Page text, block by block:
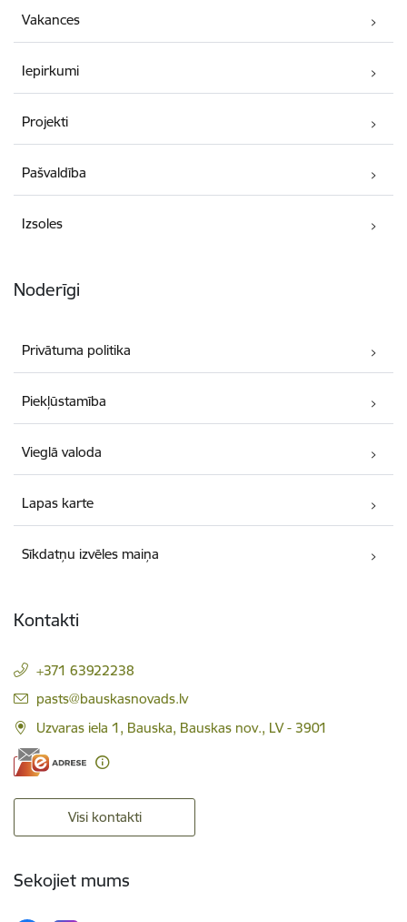
Vakances
Iepirkumi
Projekti
Pašvaldība
Izsoles
Noderīgi
Privātuma politika
Piekļūstamība
Vieglā valoda
Lapas karte
Sīkdatņu izvēles maiņa
Kontakti
+371 63922238
E-pasts:
pasts@bauskasnovads.lv
Uzvaras iela 1, Bauska, Bauskas nov., LV - 3901
Visi kontakti
Sekojiet mums